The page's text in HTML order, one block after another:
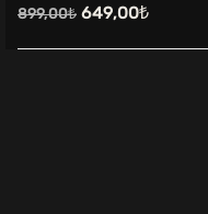
899,00₺ Orijinal
fiyat:
649,00₺Şu
andaki